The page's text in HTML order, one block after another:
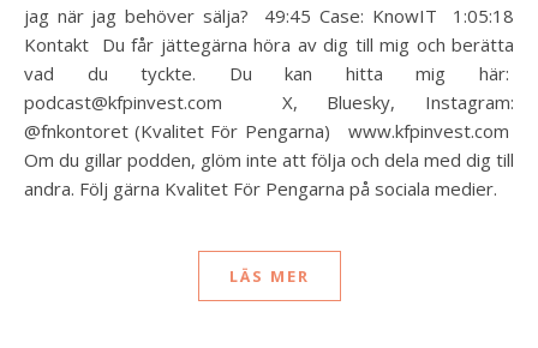
jag när jag behöver sälja? 49:45 Case: KnowIT 1:05:18
Kontakt Du får jättegärna höra av dig till mig och berätta
vad du tyckte. Du kan hitta mig här:
podcast@kfpinvest.com X, Bluesky, Instagram:
@fnkontoret (Kvalitet För Pengarna) www.kfpinvest.com
Om du gillar podden, glöm inte att följa och dela med dig till
andra. Följ gärna Kvalitet För Pengarna på sociala medier.
LÄS MER